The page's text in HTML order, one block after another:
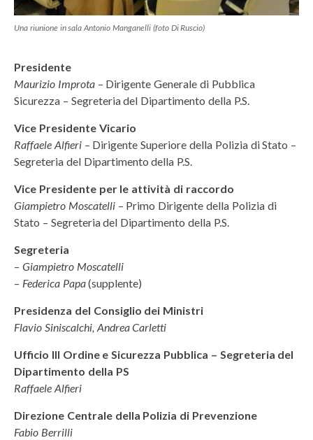
Una riunione in sala Antonio Manganelli (foto Di Ruscio)
Presidente
Maurizio Improta– Dirigente Generale di Pubblica
Sicurezza – Segreteria del Dipartimento della P.S.
Vice Presidente Vicario
Raffaele Alfieri – Dirigente Superiore della Polizia di Stato –
Segreteria del Dipartimento della P.S.
Vice Presidente per le attività di raccordo
Giampietro Moscatelli – Primo Dirigente della Polizia di
Stato – Segreteria del Dipartimento della P.S.
Segreteria
– Giampietro Moscatelli
– Federica Papa(supplente)
Presidenza del Consiglio dei Ministri
Flavio Siniscalchi, Andrea Carletti
Ufficio III Ordine e Sicurezza Pubblica – Segreteria del
Dipartimento della PS
Raffaele Alfieri
Direzione Centrale della Polizia di Prevenzione
Fabio Berrilli